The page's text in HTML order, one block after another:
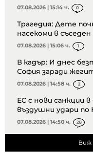
07.08.2026 | 15:14 ч. 0
Трагедия: Дете
насекоми в
07.08.2026 | 15:06 ч. 1
В кадър: И днес
София заради
07.08.2026 | 14:58 ч. 2
ЕС с нови санкции
въздушни удари по
07.08.2026 | 14:50 ч. 28
Виж